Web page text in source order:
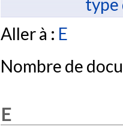
Aller à : E
Nombre de
E